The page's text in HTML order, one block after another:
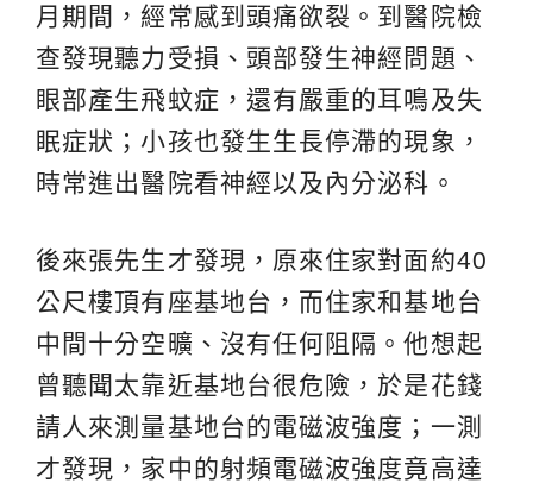
月期間，經常感到頭痛欲裂。到醫院檢
查發現聽力受損、頭部發生神經問題、
眼部產生飛蚊症，還有嚴重的耳鳴及失
眠症狀；小孩也發生生長停滯的現象，
時常進出醫院看神經以及內分泌科。
後來張先生才發現，原來住家對面約40
公尺樓頂有座基地台，而住家和基地台
中間十分空曠、沒有任何阻隔。他想起
曾聽聞太靠近基地台很危險，於是花錢
請人來測量基地台的電磁波強度；一測
才發現，家中的射頻電磁波強度竟高達